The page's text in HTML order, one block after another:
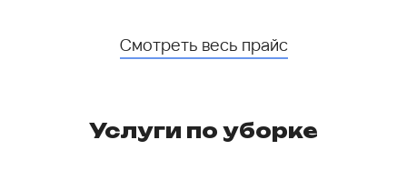
Смотреть весь прайс
Услуги по уборке